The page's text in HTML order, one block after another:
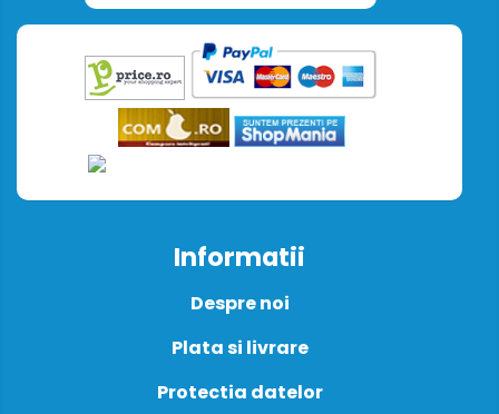
Informatii
Despre noi
Plata si livrare
Protectia datelor